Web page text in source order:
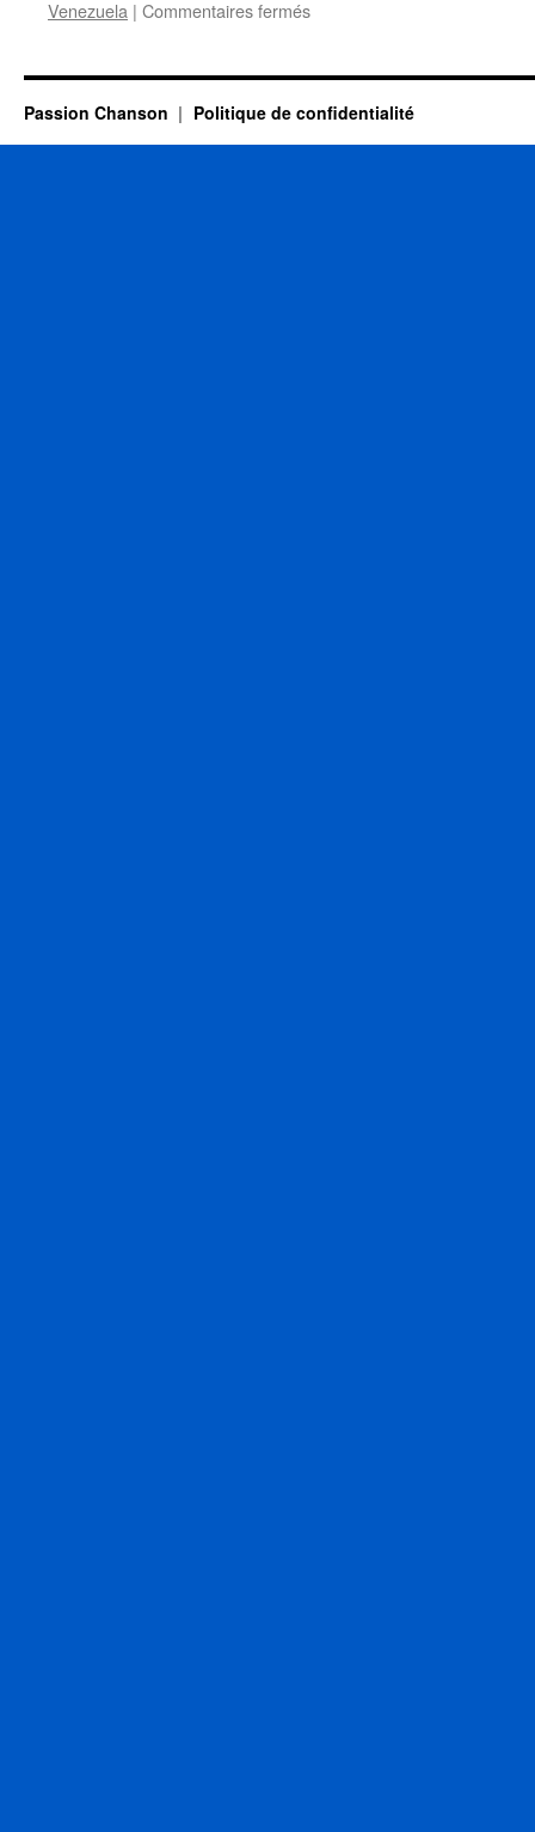
Venezuela | Commentaires ferméssur
Passion Chanson Politique de confidentialité